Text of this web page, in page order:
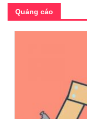
Quảng cáo